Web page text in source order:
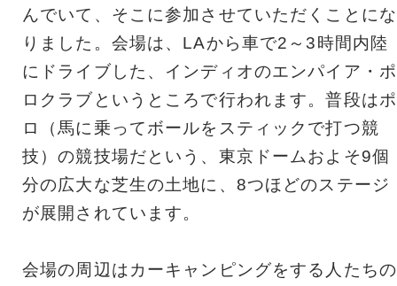
んでいて、そこに参加させていただくことにな
りました。会場は、LAから車で2～3時間内陸
にドライブした、インディオのエンパイア・ポ
ロクラブというところで行われます。普段はポ
ロ（馬に乗ってボールをスティックで打つ競
技）の競技場だという、東京ドームおよそ9個
分の広大な芝生の土地に、8つほどのステージ
が展開されています。
会場の周辺はカーキャンピングをする人たちの